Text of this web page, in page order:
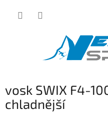
vosk SWIX F4-
chladnější